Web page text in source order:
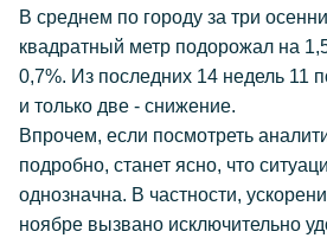
В среднем по городу за три
квадратный метр подорожал на
0,7%. Из последних 14 недель 11
и только две - снижение.
Впрочем, если посмотреть
подробно, станет ясно, что
однозначна. В частности,
ноябре вызвано исключительно